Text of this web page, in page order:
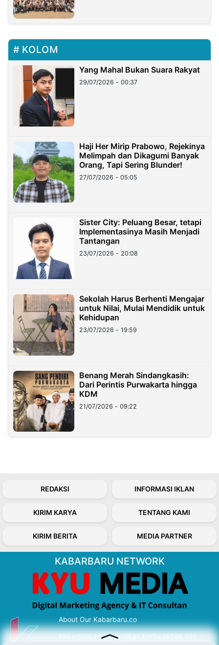
KOLOM
Yang Mahal Bukan Suara Rakyat
29/07/2026 - 00:37
Haji Her Mirip Prabowo, Rejekinya
Melimpah dan Dikagumi Banyak
Orang, Tapi Sering Blunder!
27/07/2026 - 05:05
Sister City: Peluang Besar, tetapi
Implementasinya Masih Menjadi
Tantangan
23/07/2026 - 20:08
Sekolah Harus Berhenti Mengajar
untuk Nilai, Mulai Mendidik untuk
Kehidupan
23/07/2026 - 19:59
Benang Merah Sindangkasih:
Dari Perintis Purwakarta hingga
KDM
21/07/2026 - 09:22
REDAKSI INFORMASI IKLAN
KIRIM KARYA TENTANG KAMI
KIRIM BERITA MEDIA PARTNER
KABARBARU NETWORK
About Our Kabarbaru.co
Kabarbaru.co menyajikan berita aktual dan